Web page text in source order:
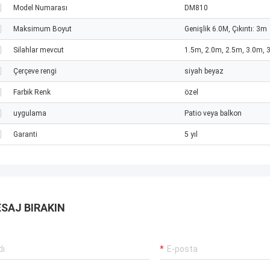
Model Numarası DM810
Maksimum Boyut Genişlik 6.0M, Çıkıntı: 3m
Silahlar mevcut 1.5m, 2.0m, 2.5m, 3.0m,
Çerçeve rengi siyah beyaz
Farbik Renk özel
uygulama Patio veya balkon
Garanti 5 yıl
BIRAKIN